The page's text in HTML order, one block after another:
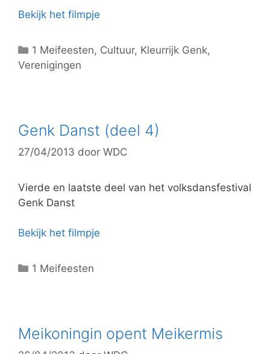
Bekijk het filmpje
C
a
o
i
ë
n
1 Meifeesten, Cultuur, Kleurrijk Genk,
Verenigingen
Genk Danst (deel 4)
27/04/2013 door WDC
Vierde en laatste deel van het volksdansfestival
Genk Danst
Bekijk het filmpje
C
g
1 Meifeesten
Meikoningin opent Meikermis